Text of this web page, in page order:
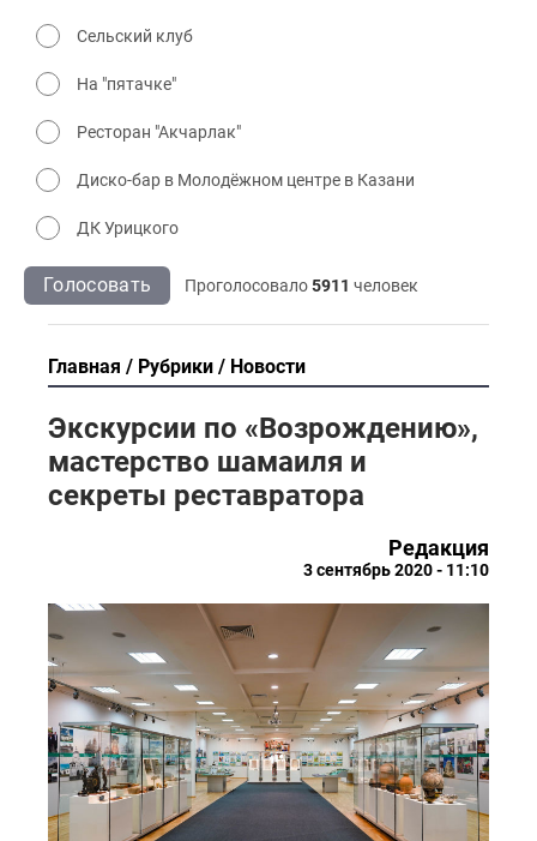
Сельский клуб
На "пятачке"
Ресторан "Акчарлак"
Диско-бар в Молодёжном центре в Казани
ДК Урицкого
Голосовать Проголосовало5911 человек
Главная Рубрики Новости
Экскурсии по «Возрождению»,
мастерство шамаиля и
секреты реставратора
Редакция
3 сентябрь 2020 - 11:10